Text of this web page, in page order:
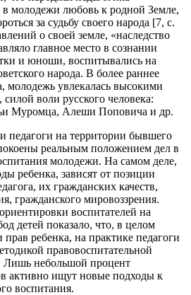
в молодежи любовь к родной Земле,
за судьбу своего народа [7, с.
о своей земле, «наследство
главное место в сознании
и юноши, воспитывались на
народа. В более раннее
молодежь увлекалась высокими
воли русского человека:
Муромца, Алеши Поповича и др.
педагоги на территории бывшего
реальным положением дел в
молодежи. На самом деле,
ребенка, зависят от позиции
их гражданских качеств,
гражданского мировоззрения.
воспитателей на
детей показало, что, в целом
ребенка, на практике педагоги
правовоспитательной
Лишь небольшой процент
активно ищут новые подходы к
воспитания.